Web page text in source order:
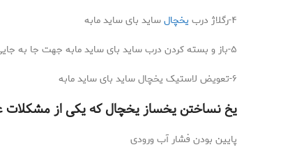
۴-رگلاژ درب
یخچالساید بای ساید مابه
۵-باز و بسته کردن درب ساید بای ساید مابه جهت جا به جایی
۶-تعویض لاستیک یخچال ساید بای ساید مابه
یخ نساختن یخساز یخچال که یکی از مشکلات
پایین بودن فشار آب ورودی